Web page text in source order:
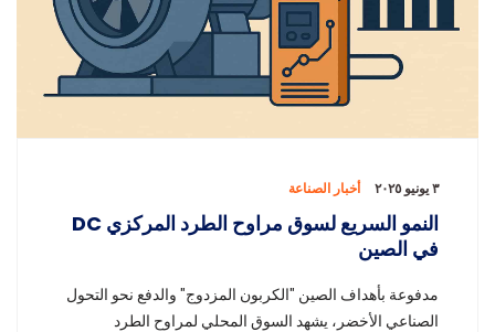
٣ يونيو ٢٠٢٥ أخبار الصناعة
النمو السريع لسوق مراوح الطرد المركزي DC
في الصين
مدفوعة بأهداف الصين "الكربون المزدوج" والدفع نحو التحول
الصناعي الأخضر، يشهد السوق المحلي لمراوح الطرد